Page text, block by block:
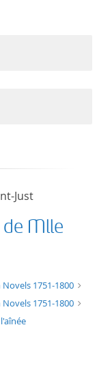
Just
de Mlle
1751-1800
1751-1800